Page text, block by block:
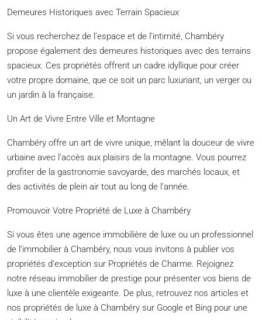
Demeures Historiques avec Terrain Spacieux
Si vous recherchez de l’espace et de l’intimité, Chambéry
propose également des demeures historiques avec des terrains
spacieux. Ces propriétés offrent un cadre idyllique pour créer
votre propre domaine, que ce soit un parc luxuriant, un verger ou
un jardin à la française.
Un Art de Vivre Entre Ville et Montagne
Chambéry offre un art de vivre unique, mêlant la douceur de vivre
urbaine avec l’accès aux plaisirs de la montagne. Vous pourrez
profiter de la gastronomie savoyarde, des marchés locaux, et
des activités de plein air tout au long de l’année.
Promouvoir Votre Propriété de Luxe à Chambéry
Si vous êtes une agence immobilière de luxe ou un professionnel
de l’immobilier à Chambéry, nous vous invitons à publier vos
propriétés d’exception sur Propriétés de Charme. Rejoignez
notre réseau immobilier de prestige pour présenter vos biens de
luxe à une clientèle exigeante. De plus, retrouvez nos articles et
nos propriétés de luxe à Chambéry sur Google et Bing pour une